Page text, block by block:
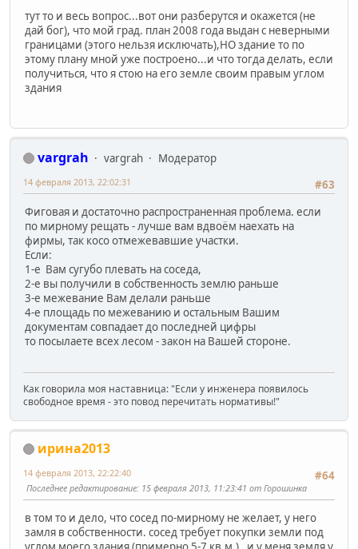
тут то и весь вопрос...вот они разберутся и окажется (не
дай бог), что мой град. план 2008 года выдан с неверными
границами (этого нельзя исключать),НО здание то по
этому плану мной уже построено...и что тогда делать, если
получиться, что я стою на его земле своим правым углом
здания
vargrah vargrah
Модератор
#63
14 февраля 2013, 22:02:31
Фиговая и достаточно распространенная проблема. если
по мирному рещать - лучше вам вдвоём наехать на
фирмы, так косо отмежевавшие участки.
Если:
1-е Вам сугубо плевать на соседа,
2-е вы получили в собственность землю раньше
3-е межевание Вам делали раньше
4-е площадь по межеванию и остальным Вашим
документам совпадает до последней цифры
то посылаете всех лесом - закон на Вашей стороне.
Как говорила моя наставница: "Если у инженера появилось
свободное время - это повод перечитать нормативы!"
ирина2013
#64
14 февраля 2013, 22:22:40
Последнее редактирование: 15 февраля 2013, 11:23:41 от Горошинка
в том то и дело, что сосед по-мирному не желает, у него
замля в собственности. сосед требует покупки земли под